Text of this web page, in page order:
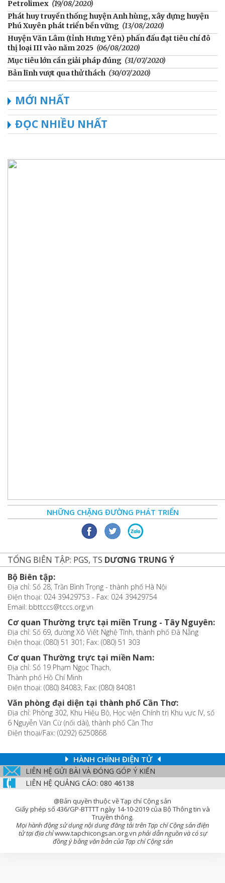
Petrolimex (19/08/2020)
Phát huy truyền thống huyện Anh hùng, xây dựng huyện
Phú Xuyên phát triển bền vững (13/08/2020)
Huyện Văn Lâm (tỉnh Hưng Yên) phấn đấu đạt tiêu chí đô
thị loại III vào năm 2025 (06/08/2020)
Mục tiêu lớn cần giải pháp đúng (31/07/2020)
Bản lĩnh vượt qua thử thách (30/07/2020)
MỚI NHẤT
ĐỌC NHIỀU NHẤT
NHỮNG CHẶNG ĐƯỜNG PHÁT TRIỂN
TỔNG BIÊN TẬP: PGS, TS DƯƠNG TRUNG Ý
Bộ Biên tập:
Địa chỉ: Số 28, Trần Bình Trọng - thành phố Hà Nội
Điện thoại: 024 39429753 - Fax: 024 39429754
Email: bbttccs@tccs.org.vn
Cơ quan Thường trực tại miền Trung - Tây Nguyên:
Địa chỉ: Số 69, đường Xô Viết Nghệ Tĩnh, thành phố Đà Nẵng
Điện thoại: (080) 51 301; Fax: (080) 51 303
Cơ quan Thường trực tại miền Nam:
Địa chỉ: Số 19 Phạm Ngọc Thạch,
Thành phố Hồ Chí Minh
Điện thoại: (080) 84083; Fax: (080) 84081
Văn phòng đại diện tại thành phố Cần Thơ:
Địa chỉ: Phòng 302, Khu Hiệu Bộ, Học viện Chính trị Khu vực IV, số
6 Nguyễn Văn Cừ (nối dài), thành phố Cần Thơ
Điện thoại/Fax: (0292) 6250868
HÀNH CHÍNH ĐIỆN TỬ
LIÊN HỆ GỬI BÀI VÀ ĐÓNG GÓP Ý KIẾN
LIÊN HỆ QUẢNG CÁO: 080 46138
@Bản quyền thuộc về Tạp chí Cộng sản
Giấy phép số 436/GP-BTTTT ngày 14-10-2019 của Bộ Thông tin và
Truyền thông.
Mọi hành động sử dụng nội dung đăng tải trên Tạp chí Cộng sản điện
tử tại địa chỉwww.tapchicongsan.org.vn phải dẫn nguồn và có sự
đồng ý bằng văn bản của Tạp chí Cộng sản